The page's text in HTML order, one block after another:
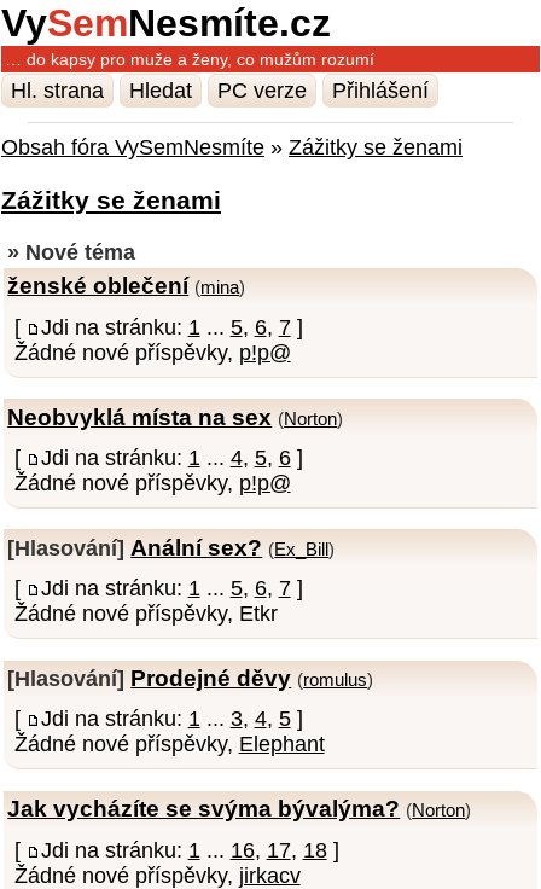
VySemNesmíte.cz
… do kapsy pro muže a ženy, co mužům rozumí
Hl. strana Hledat PC verze Přihlášení
Obsah fóra VySemNesmíte » Zážitky se ženami
Zážitky se ženami
» Nové téma
ženské oblečení (mina)
[ Jdi na stránku: 1 ... 5, 6, 7]
Žádné nové příspěvky, p!p@
Neobvyklá místa na sex (Norton)
[ Jdi na stránku: 1... 4, 5, 6]
Žádné nové příspěvky, p!p@
[Hlasování] Anální sex? (Ex_Bill)
[ Jdi na stránku: 1... 5, 6, 7]
Žádné nové příspěvky, Etkr
[Hlasování] Prodejné děvy (romulus)
[ Jdi na stránku: 1... 3, 4, 5]
Žádné nové příspěvky, Elephant
Jak vycházíte se svýma bývalýma? (Norton)
[ Jdi na stránku: 1 ... 16, 17, 18]
Žádné nové příspěvky, jirkacv